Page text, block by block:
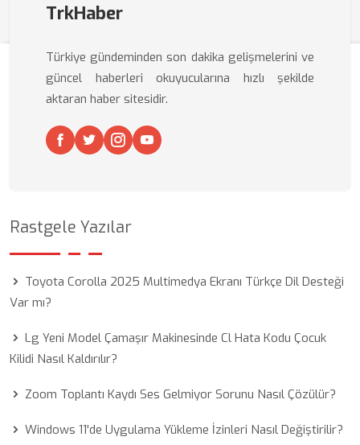
TrkHaber
Türkiye gündeminden son dakika gelişmelerini ve
güncel haberleri okuyucularına hızlı şekilde
aktaran haber sitesidir.
Rastgele Yazılar
Toyota Corolla 2025 Multimedya Ekranı Türkçe Dil Desteği
Var mı?
Lg Yeni Model Çamaşır Makinesinde Cl Hata Kodu Çocuk
Kilidi Nasıl Kaldırılır?
Zoom Toplantı Kaydı Ses Gelmiyor Sorunu Nasıl Çözülür?
Windows 11'de Uygulama Yükleme İzinleri Nasıl Değiştirilir?